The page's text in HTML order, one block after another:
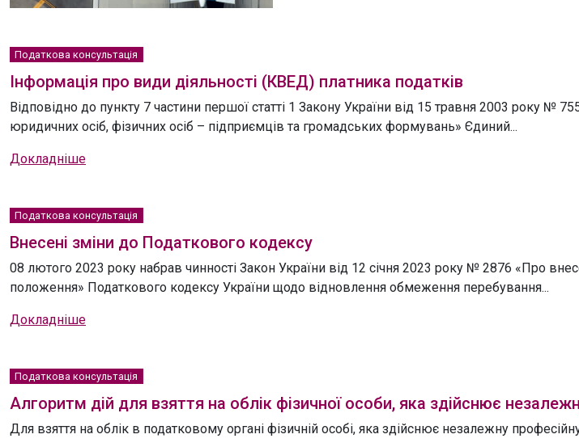
Податкова консультація
Інформація про види діяльності (КВЕД) платника податків
Відповідно до пункту 7 частини першої статті 1 Закону України від 15 травня 2003 року №
юридичних осіб, фізичних осіб – підприємців та громадських формувань» Єдиний...
Докладніше
Податкова консультація
Внесені зміни до Податкового кодексу
08 лютого 2023 року набрав чинності Закон України від 12 січня 2023 року № 2876 «Про
положення» Податкового кодексу України щодо відновлення обмеження перебування...
Докладніше
Податкова консультація
Алгоритм дій для взяття на облік фізичної особи, яка здійснює
Для взяття на облік в податковому органі фізичній особі, яка здійснює незалежну